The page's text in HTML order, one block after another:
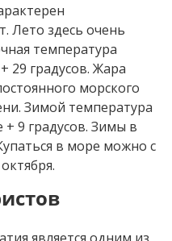
Лето здесь очень
температура
29 градусов. Жара
морского
Зимой температура
+ 9 градусов. Зимы в
в море можно с